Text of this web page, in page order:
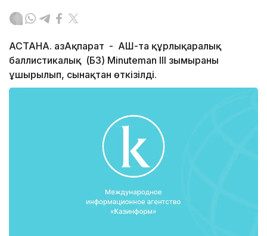
АСТАНА. ҚазАқпарат - АҚШ-та құрлықаралық
баллистикалық (ҚБЗ) Minuteman III зымыраны
ұшырылып, сынақтан өткізілді.